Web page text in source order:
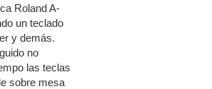
Roland A-
un teclado
y demás.
no
las teclas
sobre mesa